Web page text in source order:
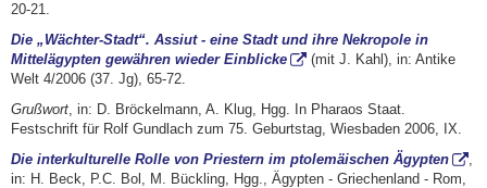
20-21.
Die „Wächter-Stadt“. Assiut - eine Stadt und ihre Nekropole in
Mittelägypten gewähren wieder Einblicke
(mit J. Kahl), in: Antike
Welt 4/2006 (37. Jg), 65-72.
Grußwort, in: D. Bröckelmann, A. Klug, Hgg. In Pharaos Staat.
Festschrift für Rolf Gundlach zum 75. Geburtstag, Wiesbaden 2006, IX.
Die interkulturelle Rolle von Priestern im ptolemäischen Ägypten
,
in: H. Beck, P.C. Bol, M. Bückling, Hgg., Ägypten - Griechenland - Rom,